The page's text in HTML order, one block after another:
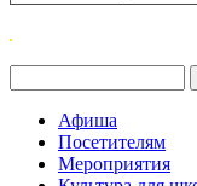
Афиша
Посетителям
Мероприятия